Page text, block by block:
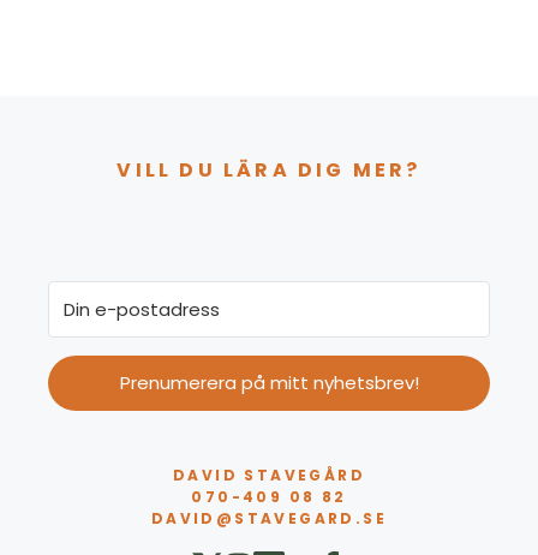
VILL DU LÄRA DIG MER?
Prenumerera på mitt nyhetsbrev!
DAVID STAVEGÅRD
070-409 08 82
DAVID@STAVEGARD.SE